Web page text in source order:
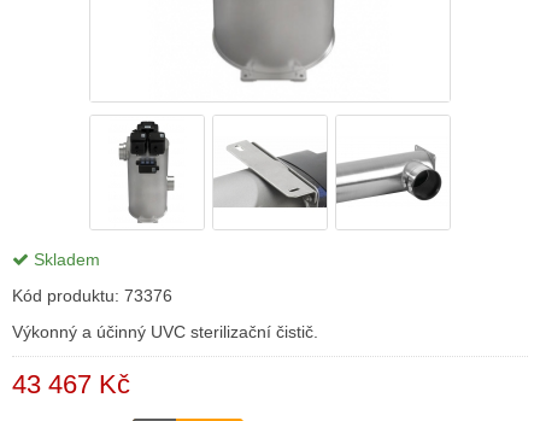
Skladem
Kód produktu: 73376
Výkonný a účinný UVC sterilizační čistič.
43 467 Kč